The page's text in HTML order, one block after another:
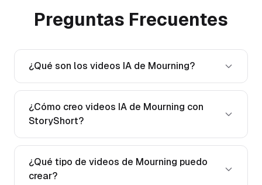
Preguntas Frecuentes
¿Qué son los videos IA de Mourning?
¿Cómo creo videos IA de Mourning con
StoryShort?
¿Qué tipo de videos de Mourning puedo
crear?